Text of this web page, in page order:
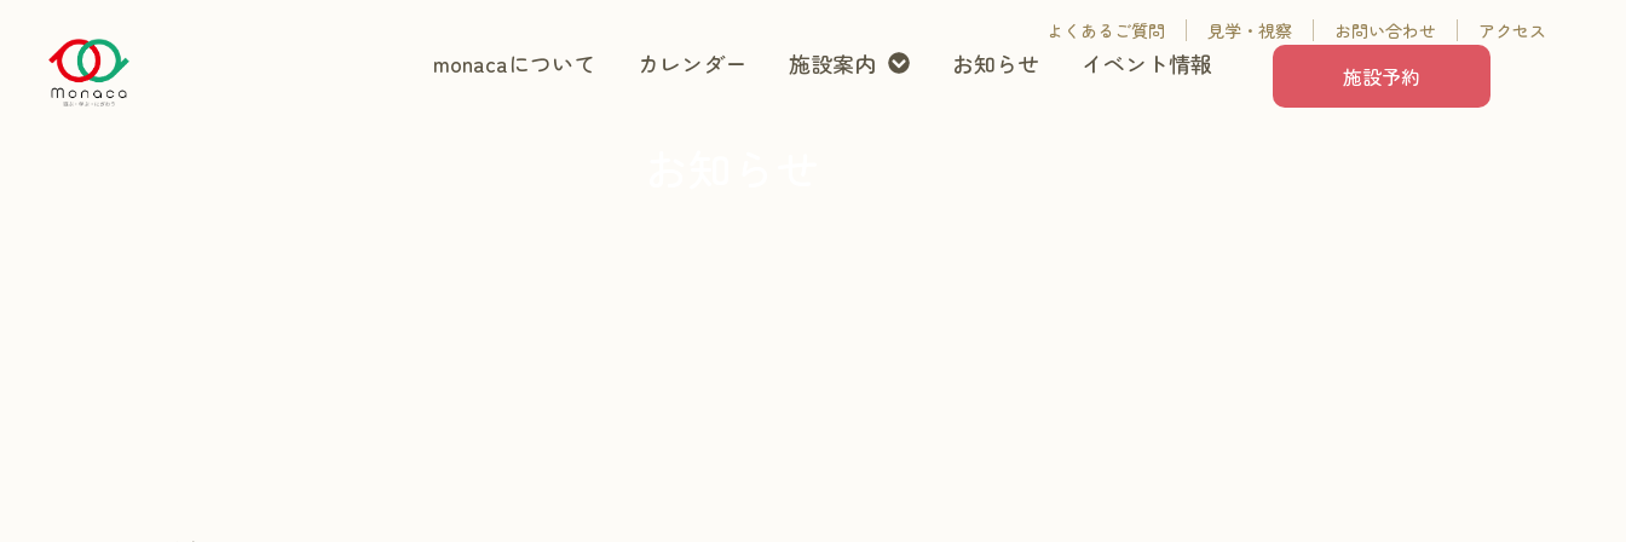
よくあるご質問 見学・視察 お問い合わせ アクセス
monacaについて カレンダー 施設案内 お知らせ イベント情報 施設予約